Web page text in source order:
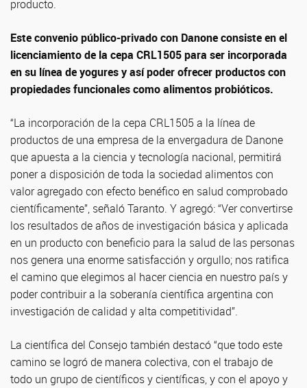
producto.
Este convenio público-privado con Danone consiste en el
licenciamiento de la cepa CRL1505 para ser incorporada
en su línea de yogures y así poder ofrecer productos con
propiedades funcionales como alimentos probióticos.
“La incorporación de la cepa CRL1505 a la línea de
productos de una empresa de la envergadura de Danone
que apuesta a la ciencia y tecnología nacional, permitirá
poner a disposición de toda la sociedad alimentos con
valor agregado con efecto benéfico en salud comprobado
científicamente”, señaló Taranto. Y agregó: “Ver convertirse
los resultados de años de investigación básica y aplicada
en un producto con beneficio para la salud de las personas
nos genera una enorme satisfacción y orgullo; nos ratifica
el camino que elegimos al hacer ciencia en nuestro país y
poder contribuir a la soberanía científica argentina con
investigación de calidad y alta competitividad”.
La científica del Consejo también destacó “que todo este
camino se logró de manera colectiva, con el trabajo de
todo un grupo de científicos y científicas, y con el apoyo y